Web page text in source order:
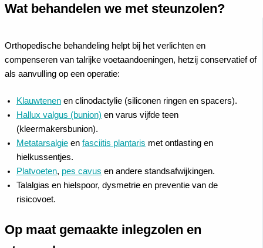
Wat behandelen we met steunzolen?
Orthopedische behandeling helpt bij het verlichten en
compenseren van talrijke voetaandoeningen, hetzij conservatief of
als aanvulling op een operatie:
Klauwtenen en clinodactylie (siliconen ringen en spacers).
Hallux valgus (bunion) en varus vijfde teen
(kleermakersbunion).
Metatarsalgie en fasciitis plantaris met ontlasting en
hielkussentjes.
Platvoeten, pes cavus en andere standsafwijkingen.
Talalgias en hielspoor, dysmetrie en preventie van de
risicovoet.
Op maat gemaakte inlegzolen en